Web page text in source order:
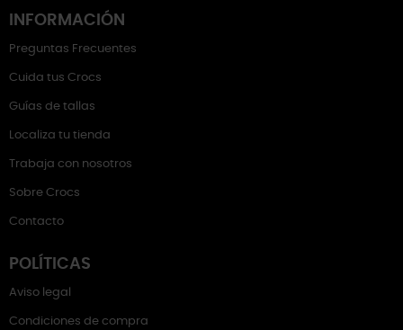
INFORMACIÓN
Preguntas Frecuentes
Cuida tus Crocs
Guías de tallas
Localiza tu tienda
Trabaja con nosotros
Sobre Crocs
Contacto
POLÍTICAS
Aviso legal
Condiciones de compra